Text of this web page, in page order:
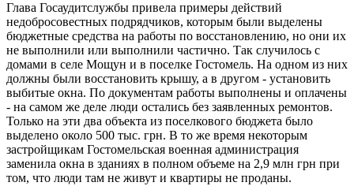
Глава Госаудитслужбы привела примеры действий
недобросовестных подрядчиков, которым были выделены
бюджетные средства на работы по восстановлению, но они их
не выполнили или выполнили частично. Так случилось с
домами в селе Мощун и в поселке Гостомель. На одном из них
должны были восстановить крышу, а в другом - установить
выбитые окна. По документам работы выполнены и оплачены
- на самом же деле люди остались без заявленных ремонтов.
Только на эти два объекта из поселкового бюджета было
выделено около 500 тыс. грн. В то же время некоторым
застройщикам Гостомельская военная администрация
заменила окна в зданиях в полном объеме на 2,9 млн грн при
том, что люди там не живут и квартиры не проданы.